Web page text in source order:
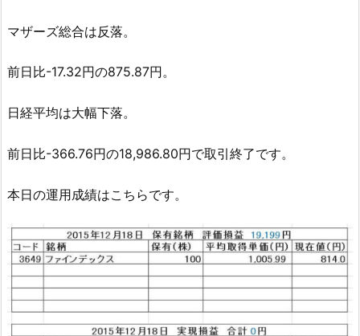
マザーズ総合は反落。
前日比-17.32円の875.87円。
日経平均は大幅下落。
前日比-366.76円の18,986.80円で取引終了です。
本日の運用成績はこちらです。